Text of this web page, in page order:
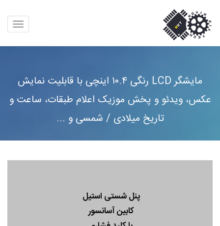
مایشگر LCD رنگی ۱۰.۴ اینچی با قابلیت نمایش
عکس، ویدئو و پخش موزیک اعلام طبقات، ساعت و
تاریخ میلادی / شمسی و ...
پنل شستی استیل
کابین آسانسور